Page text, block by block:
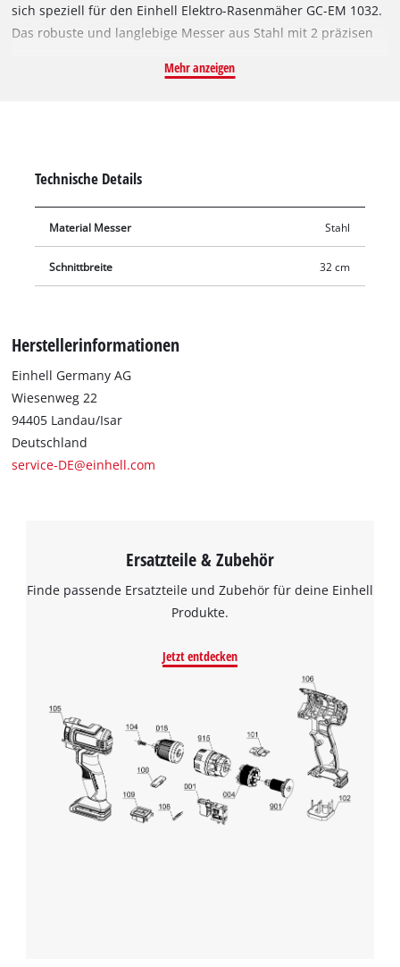
sich speziell für den Einhell Elektro-Rasenmäher GC-EM 1032.
Das robuste und langlebige Messer aus Stahl mit 2 präzisen
dichten Bewuchs, womit hervorragende Schnittergebnisse
Mehr anzeigen
Technische Details
Material Messer Stahl
Schnittbreite 32 cm
Herstellerinformationen
Einhell Germany AG
Wiesenweg 22
94405 Landau/Isar
Deutschland
service-DE@einhell.com
Ersatzteile & Zubehör
Finde passende Ersatzteile und Zubehör für deine Einhell
Produkte.
Jetzt entdecken